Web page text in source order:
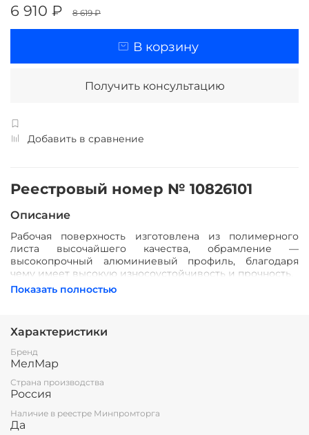
6 910 ₽ 8 619 ₽
В корзину
Получить консультацию
Добавить в сравнение
Реестровый номер № 10826101
Описание
Рабочая поверхность изготовлена из полимерного
листа высочайшего качества, обрамление —
высокопрочный алюминиевый профиль, благодаря
чему имеет высокую износоустойчивость и прочность.
Имеется лоток для мела/маркера и принадлежностей.
ДОСКИ КЛАССНЫЕ
Показать полностью
Характеристики
Бренд
МелМар
Страна производства
Россия
Наличие в реестре Минпромторга
Да